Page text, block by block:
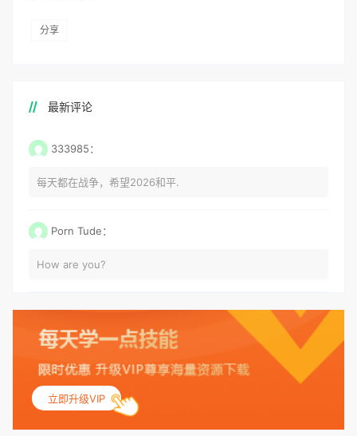
分享
最新评论
333985：
每天都在战争，希望2026和平.
Porn Tude：
How are you?
立即升级VIP